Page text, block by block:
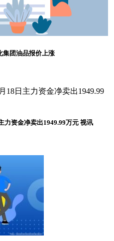
集团油品报价上涨
力资金净卖出1949.99万元 视讯